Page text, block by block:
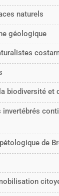
naturels
géologique
biodiversité et
invertébrés
de